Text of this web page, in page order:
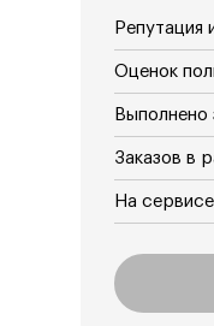
Репутация
Оценок
Выполнено
Заказов в
На сервисе